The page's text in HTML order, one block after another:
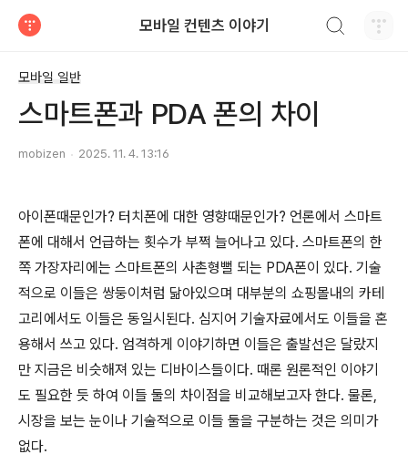
모바일 컨텐츠 이야기
모바일 일반
스마트폰과 PDA 폰의 차이
mobizen 2025. 11. 4. 13:16
아이폰때문인가? 터치폰에 대한 영향때문인가? 언론에서 스마트
폰에 대해서 언급하는 횟수가 부쩍 늘어나고 있다. 스마트폰의 한
쪽 가장자리에는 스마트폰의 사촌형뻘 되는 PDA폰이 있다. 기술
적으로 이들은 쌍둥이처럼 닮아있으며 대부분의 쇼핑몰내의 카테
고리에서도 이들은 동일시된다. 심지어 기술자료에서도 이들을 혼
용해서 쓰고 있다. 엄격하게 이야기하면 이들은 출발선은 달랐지
만 지금은 비슷해져 있는 디바이스들이다. 때론 원론적인 이야기
도 필요한 듯 하여 이들 둘의 차이점을 비교해보고자 한다. 물론,
시장을 보는 눈이나 기술적으로 이들 둘을 구분하는 것은 의미가
없다.